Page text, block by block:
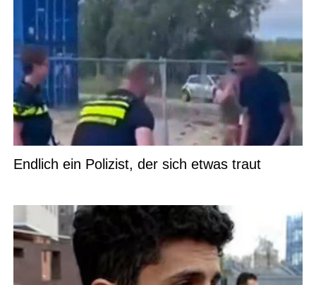
Endlich ein Polizist, der sich etwas traut